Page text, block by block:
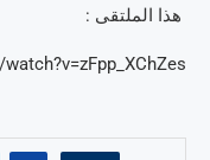
هذا الملتقى :